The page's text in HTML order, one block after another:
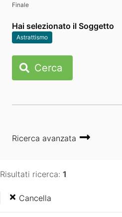
Finale
Hai selezionato il Soggetto
Astrattismo
Cerca
Ricerca avanzata
Risultati ricerca: 1
Cancella